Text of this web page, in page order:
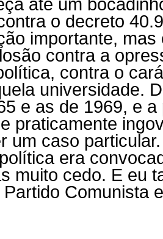
até um
o decreto
importante, mas
contra a
contra o
universidade.
e as de 1969, e
praticamente
um caso
era
muito cedo. E eu
Partido Comunista